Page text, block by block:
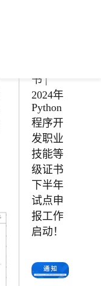
书 |
2024年
Python
程序开
发职业
技能等
级证书
下半年
试点申
报工作
启动！